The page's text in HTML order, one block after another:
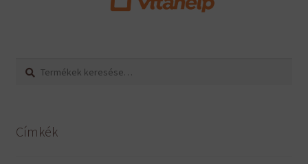
Keresés
Keresés
Címkék